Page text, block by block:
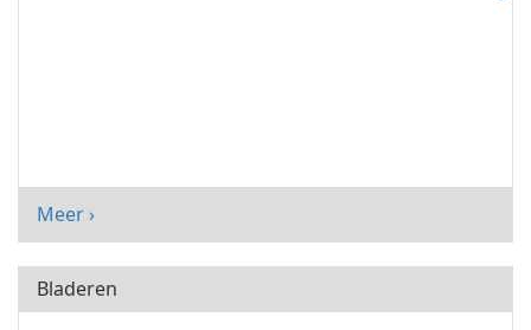
Meer ›
Bladeren